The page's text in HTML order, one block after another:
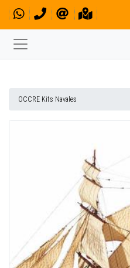
OCCRE Kits Navales